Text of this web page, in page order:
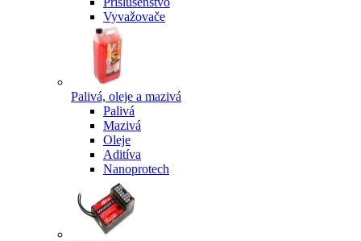
Vyvažovače
Palivá, oleje a mazivá
Palivá
Mazivá
Oleje
Aditíva
Nanoprotech